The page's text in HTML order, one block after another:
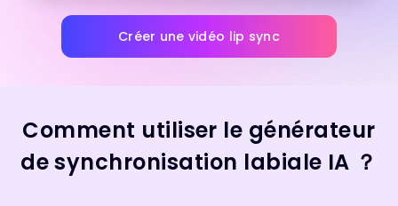
Créer une vidéo lip sync
Comment utiliser le générateur
de synchronisation labiale IA ？